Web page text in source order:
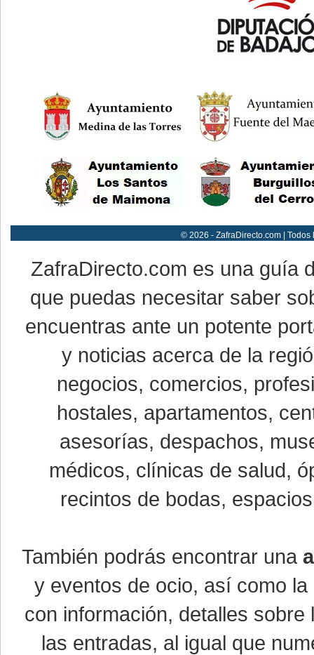
© 2026 - ZafraDirecto.com |
ZafraDirecto.com es una guía
que puedas necesitar saber
encuentras ante un potente
y noticias acerca de la
negocios, comercios,
hostales, apartamentos,
asesorías, despachos,
médicos, clínicas de salud,
recintos de bodas,
También podrás encontrar una
y eventos de ocio, así como
con información, detalles
las entradas, al igual que